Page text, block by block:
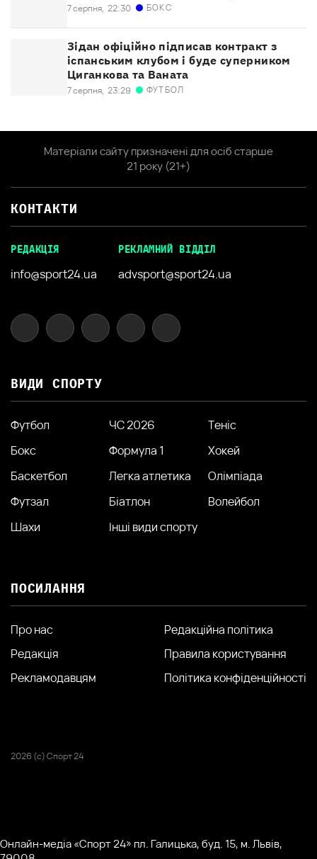
7 серпня, 22:30 БОКС
Зідан офіційно підписав контракт з
іспанським клубом і буде суперником
Циганкова та Ваната
7 серпня, 23:29 ФУТБОЛ
Матеріали сайту призначені для осіб старше
21 року (21+)
КОНТАКТИ
РЕДАКЦІЯ
info@sport24.ua
РЕКЛАМНИЙ ВІДДІЛ
advsport@sport24.ua
ВИДИ СПОРТУ
Футбол ЧС 2026
Теніс
Бокс
Формула 1
Хокей
Баскетбол
Легка атлетика
Олімпіада
Футзал
Біатлон
Волейбол
Шахи
Інші види спорту
ПОСИЛАННЯ
Про нас
Редакція
Рекламодавцям
Редакційна політика
Правила користування
Політика конфіденційності
2026 (с) Спорт 24
Онлайн-медіа «Спорт 24» пл. Галицька, буд. 15, м. Львів,